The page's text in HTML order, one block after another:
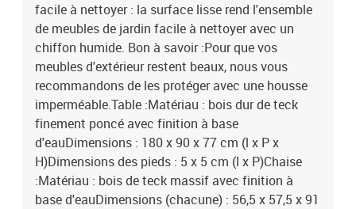
facile à nettoyer : la surface lisse rend l'ensemble
de meubles de jardin facile à nettoyer avec un
chiffon humide. Bon à savoir :Pour que vos
meubles d'extérieur restent beaux, nous vous
recommandons de les protéger avec une housse
imperméable.Table :Matériau : bois dur de teck
finement poncé avec finition à base
d'eauDimensions : 180 x 90 x 77 cm (l x P x
H)Dimensions des pieds : 5 x 5 cm (l x P)Chaise
:Matériau : bois de teck massif avec finition à
base d'eauDimensions (chacune) : 56,5 x 57,5 x 91